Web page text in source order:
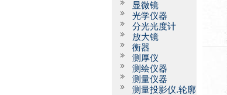
显微镜
光学仪器
分光光度计
放大镜
衡器
测厚仪
测绘仪器
测量仪器
测量投影仪.轮廓